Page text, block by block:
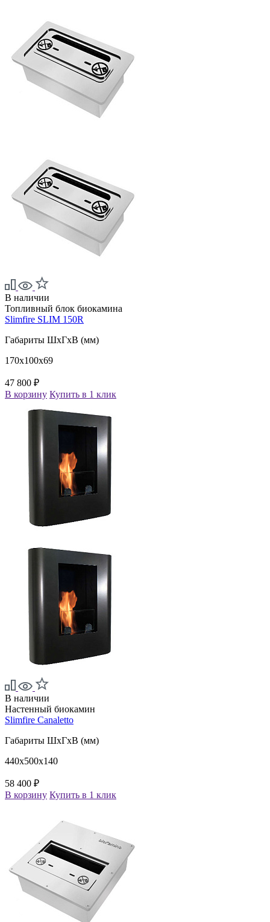
В наличии
Топливный блок биокамина
Slimfire SLIM 150R
Габариты ШxГxВ (мм)
170x100x69
47 800 ₽
В корзину Купить в 1 клик
В наличии
Настенный биокамин
Slimfire Canaletto
Габариты ШxГxВ (мм)
440x500x140
58 400 ₽
В корзину Купить в 1 клик